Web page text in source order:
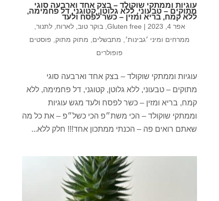
עוגיות וממתקי שוקולד – בצק אחד וארבעה סוגי
מתוקים – טבעוני, ללא גלוטן, קטוגני, דל פחמימה,
ללא קמח, בריא ומזין – כשר לפסח ולעד
אפר 4, 2023 |
Gluten free בוקר טוב ,לארוח ,לתנור
ממרחים ומיני ׳גבינות׳
מתבשלים מתוק מתוק פוסטים
פופולרים
עוגיות וממתקי שוקולד – בצק אחד וארבעה סוגי
מתוקים – טבעוני, ללא גלוטן, קטוגני, דל פחמימה, ללא
קמח, בריא ומזין – כשר לפסח ולעד מגש עוגיות
וממתקי שוקולד – הכי משת״פ הכי כשל״פ – את כל מה
שאתם רואים פה – הכנתי ממתכון אחד!!! חלק ללא...